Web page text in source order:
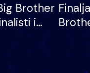
Brother
i
dhe
të